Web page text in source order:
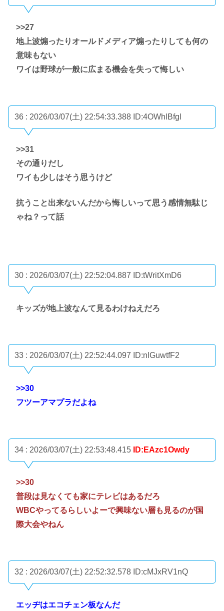
>>27
地上波煽ったりオールドメディア煽ったりしても何の
意味もない
ワイは野球が一般に広まる機会を失って悔しい
36 : 2026/03/07(土) 22:54:33.388 ID:4OWhlBfgl
>>31
その通りだし
ワイも少しはそう思うけど
抗うこと出来ないんだから悔しいって思う感情無駄じ
ゃね？って話
30 : 2026/03/07(土) 22:52:04.887 ID:tWritXmD6
キッズが地上波なんて見るわけねえだろ
33 : 2026/03/07(土) 22:52:44.097 ID:nlGuwtfF2
>>30
フツーアマプラだよね
34 : 2026/03/07(土) 22:53:48.415 ID:EAzc1Owdy
>>30
普段は見なくても家にテレビはあるだろ
WBCやってるらしいよーで興味ない層も見るのが国
際大会やねん
32 : 2026/03/07(土) 22:52:32.578 ID:cMJxRV1nQ
エッヂはエコチェン板なんだ